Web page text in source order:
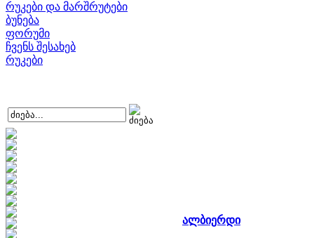
რუკები და მარშრუტები
ბუნება
ფორუმი
ჩვენს შესახებ
რუკები
ალბიერდი